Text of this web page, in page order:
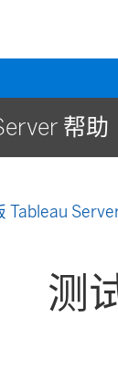
帮助
Tableau
测